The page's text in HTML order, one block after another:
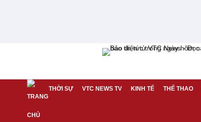
THỜI SỰ VTC NEWS TV KINH TẾ THỂ THAO